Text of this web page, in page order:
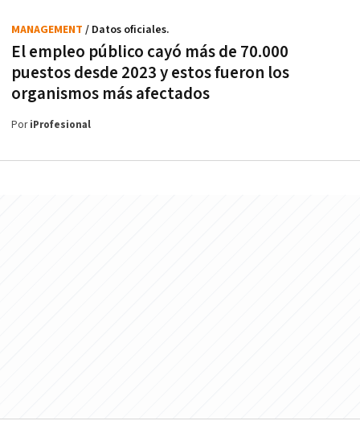
El empleo público cayó más de 70.000
puestos desde 2023 y estos fueron los
organismos más afectados
MANAGEMENT / Datos oficiales.
PoriProfesional